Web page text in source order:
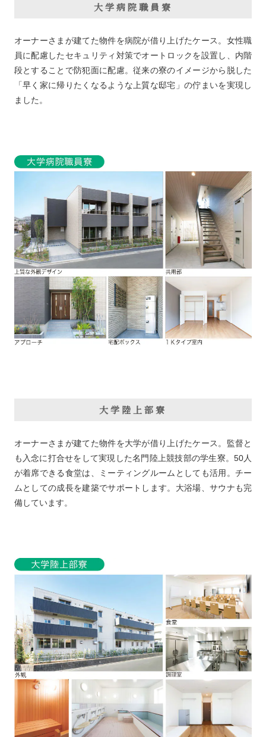
大学病院職員寮
オーナーさまが建てた物件を病院が借り上げたケース。女性職
員に配慮したセキュリティ対策でオートロックを設置し、内階
段とすることで防犯面に配慮。従来の寮のイメージから脱した
「早く家に帰りたくなるような上質な邸宅」の佇まいを実現し
ました。
大学陸上部寮
オーナーさまが建てた物件を大学が借り上げたケース。監督と
も入念に打合せをして実現した名門陸上競技部の学生寮。50人
が着席できる食堂は、ミーティングルームとしても活用。チー
ムとしての成長を建築でサポートします。大浴場、サウナも完
備しています。